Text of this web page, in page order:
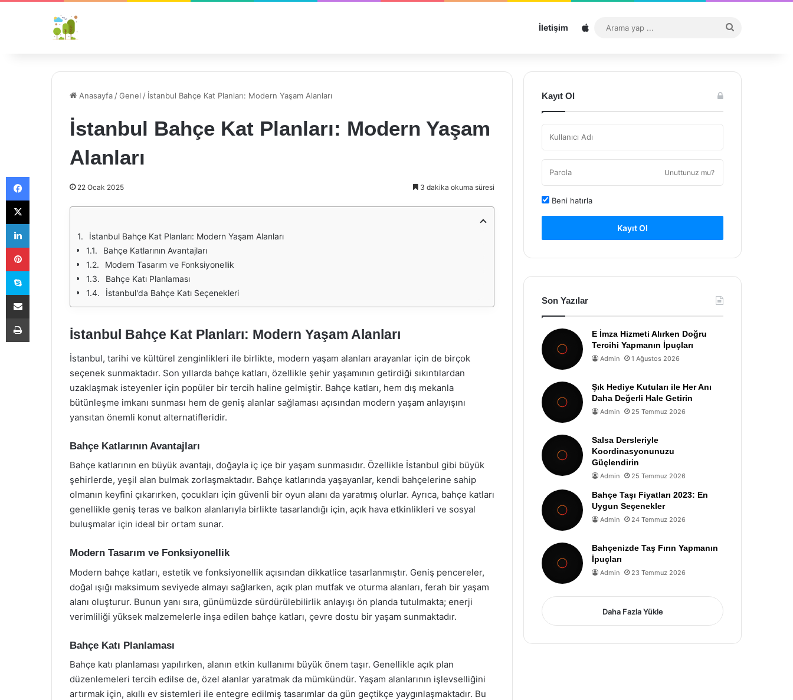
İletişim Sitemap
...
Anasayfa /Genel / İstanbul Bahçe Kat Planları: Modern Yaşam Alanları
İstanbul Bahçe Kat Planları: Modern Yaşam
Alanları
22 Ocak 2025 3 dakika okuma süresi
İstanbul Bahçe Kat Planları: Modern Yaşam Alanları
Bahçe Katlarının Avantajları
Modern Tasarım ve Fonksiyonellik
Bahçe Katı Planlaması
İstanbul'da Bahçe Katı Seçenekleri
İstanbul Bahçe Kat Planları: Modern Yaşam Alanları
İstanbul, tarihi ve kültürel zenginlikleri ile birlikte, modern yaşam alanları arayanlar için de birçok
seçenek sunmaktadır. Son yıllarda bahçe katları, özellikle şehir yaşamının getirdiği sıkıntılardan
uzaklaşmak isteyenler için popüler bir tercih haline gelmiştir. Bahçe katları, hem dış mekanla
bütünleşme imkanı sunması hem de geniş alanlar sağlaması açısından modern yaşam anlayışını
yansıtan önemli konut alternatifleridir.
Bahçe Katlarının Avantajları
Bahçe katlarının en büyük avantajı, doğayla iç içe bir yaşam sunmasıdır. Özellikle İstanbul gibi büyük
şehirlerde, yeşil alan bulmak zorlaşmaktadır. Bahçe katlarında yaşayanlar, kendi bahçelerine sahip
olmanın keyfini çıkarırken, çocukları için güvenli bir oyun alanı da yaratmış olurlar. Ayrıca, bahçe katları
genellikle geniş teras ve balkon alanlarıyla birlikte tasarlandığı için, açık hava etkinlikleri ve sosyal
buluşmalar için ideal bir ortam sunar.
Modern Tasarım ve Fonksiyonellik
Modern bahçe katları, estetik ve fonksiyonellik açısından dikkatlice tasarlanmıştır. Geniş pencereler,
doğal ışığı maksimum seviyede almayı sağlarken, açık plan mutfak ve oturma alanları, ferah bir yaşam
alanı oluşturur. Bunun yanı sıra, günümüzde sürdürülebilirlik anlayışı ön planda tutulmakta; enerji
verimliliği yüksek malzemelerle inşa edilen bahçe katları, çevre dostu bir yaşam sunmaktadır.
Bahçe Katı Planlaması
Bahçe katı planlaması yapılırken, alanın etkin kullanımı büyük önem taşır. Genellikle açık plan
düzenlemeleri tercih edilse de, özel alanlar yaratmak da mümkündür. Yaşam alanlarının işlevselliğini
artırmak için, akıllı ev sistemleri ile entegre edilmiş tasarımlar da gün geçtikçe yaygınlaşmaktadır. Bu
Kayıt Ol
Unuttunuz mu?
Beni hatırla
Kayıt Ol
Son Yazılar
E İmza Hizmeti Alırken Doğru
Tercihi Yapmanın İpuçları
Admin 1 Ağustos 2026
Şık Hediye Kutuları ile Her Anı
Daha Değerli Hale Getirin
Admin 25 Temmuz 2026
Salsa Dersleriyle
Koordinasyonunuzu
Güçlendirin
Admin 25 Temmuz 2026
Bahçe Taşı Fiyatları 2023: En
Uygun Seçenekler
Admin 24 Temmuz 2026
Bahçenizde Taş Fırın Yapmanın
İpuçları
Admin 23 Temmuz 2026
Daha Fazla Yükle
Facebook
X
LinkedIn
Pinterest
Skype
E-Posta ile paylaş